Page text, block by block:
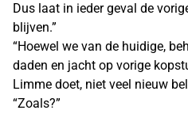
Dus laat in ieder geval de
blijven.”
“Hoewel we van de huidige,
daden en jacht op vorige
Limme doet, niet veel nieuw
“Zoals?”